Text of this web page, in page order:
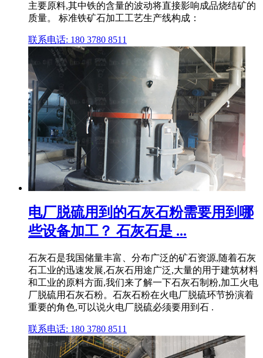
主要原料,其中铁的含量的波动将直接影响成品烧结矿的
质量。 标准铁矿石加工工艺生产线构成：
联系电话: 180 3780 8511
电厂脱硫用到的石灰石粉需要用到哪
些设备加工？ 石灰石是 ...
石灰石是我国储量丰富、分布广泛的矿石资源,随着石灰
石工业的迅速发展,石灰石用途广泛,大量的用于建筑材料
和工业的原料方面,我们来了解一下石灰石制粉,加工火电
厂脱硫用石灰石粉。石灰石粉在火电厂脱硫环节扮演着
重要的角色,可以说火电厂脱硫必须要用到石 .
联系电话: 180 3780 8511